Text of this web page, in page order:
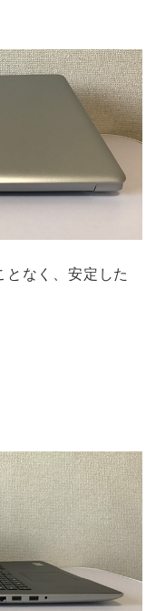
となく、安定した